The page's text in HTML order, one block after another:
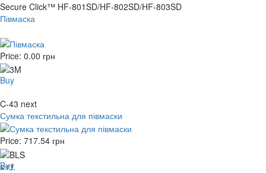
Secure Click™ HF-801SD/HF-802SD/HF-803SD
Півмаска
Price: 0.00 грн
Buy
C-43 next
Сумка текстильна для півмаски
Price: 717.54 грн
Buy